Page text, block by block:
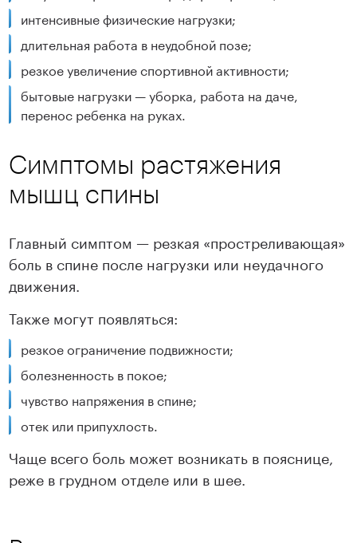
интенсивные физические нагрузки;
длительная работа в неудобной позе;
резкое увеличение спортивной активности;
бытовые нагрузки — уборка, работа на даче,
перенос ребенка на руках.
Симптомы растяжения
мышц спины
Главный симптом — резкая «простреливающая»
боль в спине после нагрузки или неудачного
движения.
Также могут появляться:
резкое ограничение подвижности;
болезненность в покое;
чувство напряжения в спине;
отек или припухлость.
Чаще всего боль может возникать в пояснице,
реже в грудном отделе или в шее.